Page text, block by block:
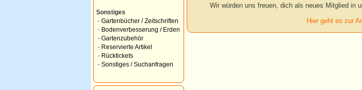
Sonstiges
- Gartenbücher / Zeitschriften
- Bodenverbesserung / Erden
- Gartenzubehör
- Reservierte Artikel
- Rücktickets
- Sonstiges / Suchanfragen
Wir würden uns freuen, dich als neues Mitglied in
Hier geht es zur